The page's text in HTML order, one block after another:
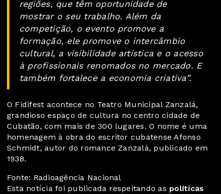
regiões, que têm oportunidade de
mostrar o seu trabalho. Além da
competição, o evento promove a
formação, ele promove o intercâmbio
cultural, a visibilidade artística e o acesso
à profissionais renomados no mercado. E
também fortalece a economia criativa”.
O Fidifest acontece no Teatro Municipal Zanzalá,
grandioso espaço de cultura no centro cidade de
Cubatão, com mais de 300 lugares. O nome é uma
homenagem à obra do escritor cubatense Afonso
Schmidt, autor do romance Zanzalá, publicado em
1938.
Fonte: Radioagência Nacional
Esta notícia foi publicada respeitando as políticas